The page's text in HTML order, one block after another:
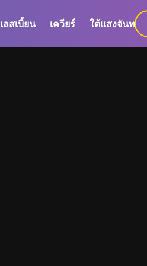
เลสเบี้ยน เควียร์ ใต้แสงจันทร์